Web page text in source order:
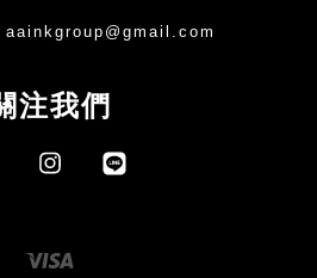
aainkgroup@gmail.com
注我們
FacebookInstagram